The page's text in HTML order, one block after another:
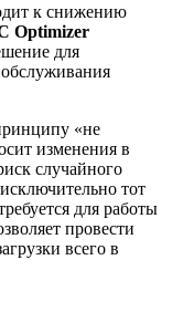
к снижению
Optimizer
для
обслуживания
«не
изменения в
случайного
тот
для работы
провести
всего в